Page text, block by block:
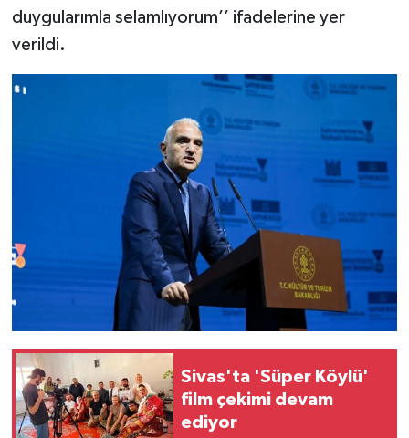
duygularımla selamlıyorum’’ ifadelerine yer
verildi.
Sivas'ta 'Süper Köylü'
film çekimi devam
ediyor